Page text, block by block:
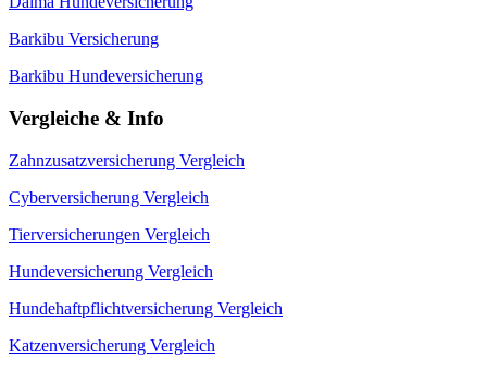
Barkibu Versicherung
Barkibu Hundeversicherung
Vergleiche & Info
Zahnzusatzversicherung Vergleich
Cyberversicherung Vergleich
Tierversicherungen Vergleich
Hundeversicherung Vergleich
Hundehaftpflichtversicherung Vergleich
Katzenversicherung Vergleich